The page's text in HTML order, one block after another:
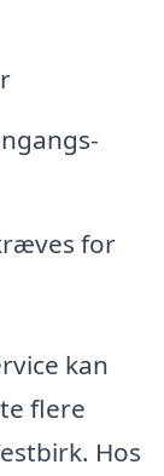
for
kan
flere
Hos